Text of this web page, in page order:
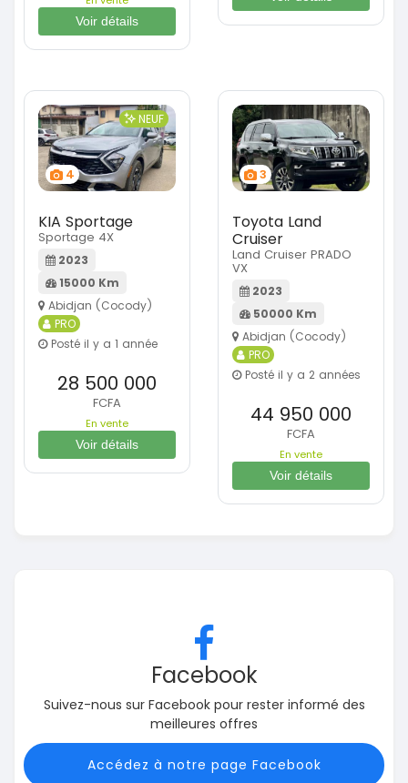
Voir détails
4
NEUF
KIA Sportage
Sportage 4X
2023
15000 Km
Abidjan (Cocody)
PRO
Posté il y a 1 année
28 500 000
FCFA
En vente
Voir détails
3
Toyota Land
Cruiser
Land Cruiser PRADO
VX
2023
50000 Km
Abidjan (Cocody)
PRO
Posté il y a 2 années
44 950 000
FCFA
En vente
Voir détails
Facebook
Suivez-nous sur Facebook pour rester informé des
meilleures offres
Accédez à notre page Facebook